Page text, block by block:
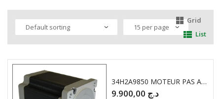
Grid
List
34H2A9850 MOTEUR PAS A PAS 2 PHASES 5.0A 490 (N.cm Min) 3Kg
د.ج